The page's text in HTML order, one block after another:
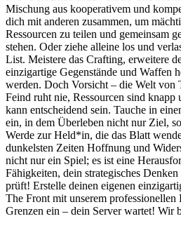
Mischung aus kooperativem und
dich mit anderen zusammen, um
Ressourcen zu teilen und gemeinsam
stehen. Oder ziehe alleine los und
List. Meistere das Crafting, erweitere
einzigartige Gegenstände und Waffen
werden. Doch Vorsicht – die Welt von
Feind ruht nie, Ressourcen sind knapp
kann entscheidend sein. Tauche in
ein, in dem Überleben nicht nur Ziel,
Werde zur Held*in, die das Blatt
dunkelsten Zeiten Hoffnung und
nicht nur ein Spiel; es ist eine
Fähigkeiten, dein strategisches
prüft! Erstelle deinen eigenen
The Front mit unserem professionellen
Grenzen ein – dein Server wartet! Wir